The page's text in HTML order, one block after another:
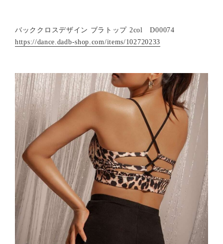
バッククロスデザイン ブラトップ 2col D00074
https://dance.dadb-shop.com/items/102720233